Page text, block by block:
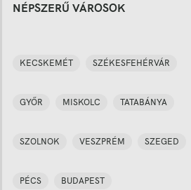
NÉPSZERŰ VÁROSOK
KECSKEMÉT SZÉKESFEHÉRVÁR
GYŐR MISKOLC TATABÁNYA
SZOLNOK VESZPRÉM SZEGED
PÉCS BUDAPEST